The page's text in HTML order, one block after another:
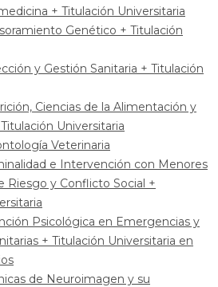
+ Titulación Universitaria
Genético + Titulación
y Gestión Sanitaria + Titulación
Ciencias de la Alimentación y
Universitaria
Veterinaria
e Intervención con Menores
Riesgo y Conflicto Social +
Psicológica en Emergencias y
+ Titulación Universitaria en
de Neuroimagen y su